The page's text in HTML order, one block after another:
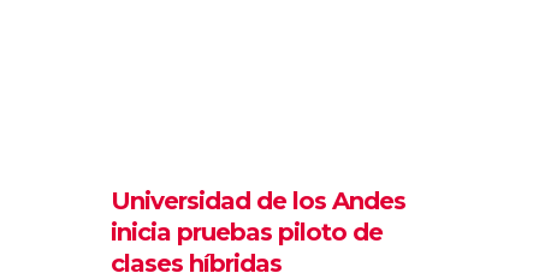
clases presenciales en el Pabellón
de Anatomía del Campus. En la
instancia, en donde se cumplieron y
respetaron estrictamente las...
Universidad de los Andes
inicia pruebas piloto de
clases híbridas